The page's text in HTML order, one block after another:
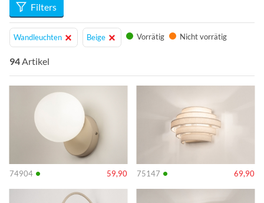
Filters
Wandleuchten Beige Vorrätig Nicht vorrätig
94Artikel
74904 • 59,90
Info
75147 • 69,90
Info
Info Info